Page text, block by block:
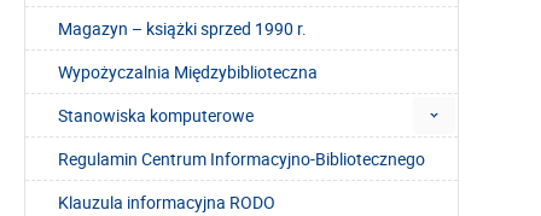
Magazyn – książki sprzed 1990 r.
Wypożyczalnia Międzybiblioteczna
Stanowiska komputerowe
Regulamin Centrum Informacyjno-Bibliotecznego
Klauzula informacyjna RODO